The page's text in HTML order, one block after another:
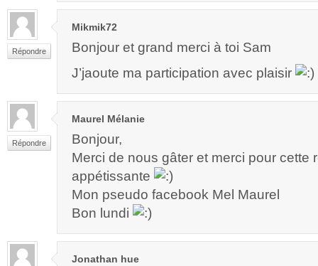
Répondre
Mikmik72
Bonjour et grand merci à toi Sam
J’jaoute ma participation avec plaisir
Répondre
Maurel Mélanie
Bonjour,
Merci de nous gâter et merci pour cette
appétissante
Mon pseudo facebook Mel Maurel
Bon lundi
Jonathan hue